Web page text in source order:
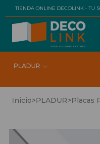
TIENDA ONLINE DECOLINK - TU
PLADUR
Inicio>PLADUR>Placas